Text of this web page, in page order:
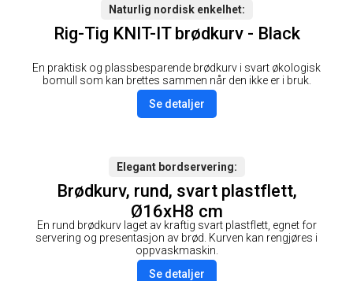
Naturlig nordisk enkelhet
Rig-Tig KNIT-IT brødkurv - Black
En praktisk og plassbesparende brødkurv i svart økologisk
bomull som kan brettes sammen når den ikke er i bruk.
Se detaljer
Elegant bordservering
Brødkurv, rund, svart plastflett,
Ø16xH8 cm
En rund brødkurv laget av kraftig svart plastflett, egnet for
servering og presentasjon av brød. Kurven kan rengjøres i
oppvaskmaskin.
Se detaljer